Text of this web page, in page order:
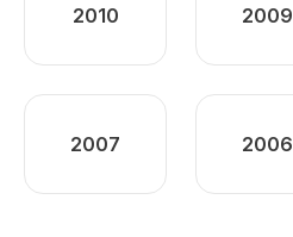
2010 2009
2007 2006